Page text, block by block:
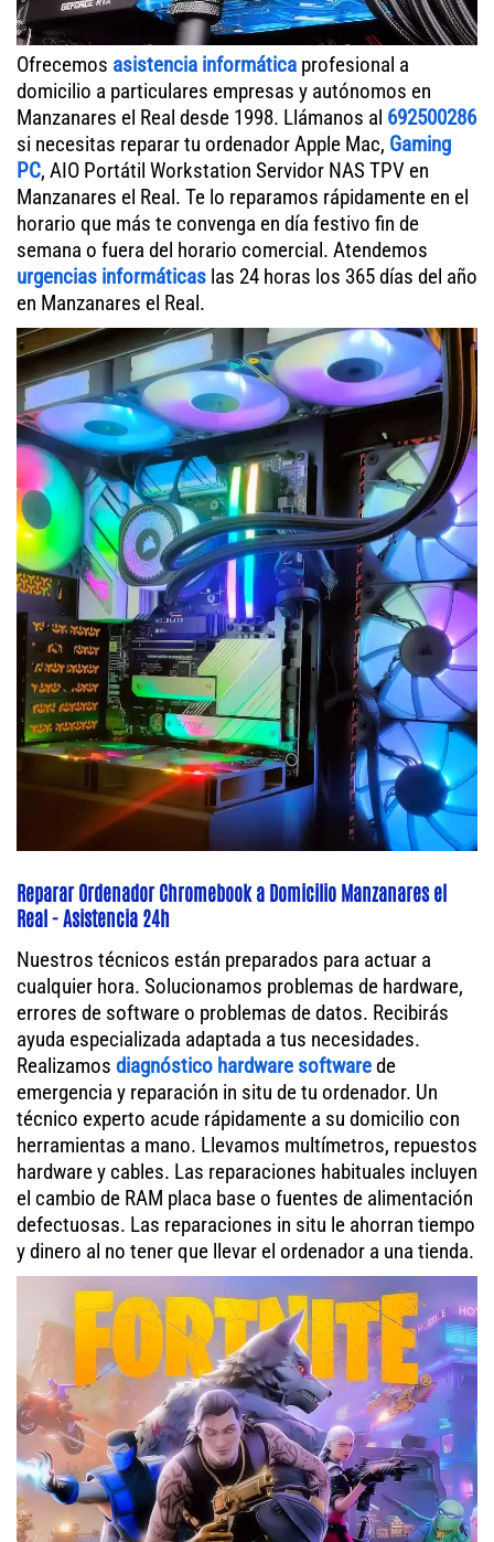
Ofrecemos asistencia informática profesional a
domicilio a particulares empresas y autónomos en
Manzanares el Real desde 1998. Llámanos al 692500286
si necesitas reparar tu ordenador Apple Mac, Gaming
PC, AIO Portátil Workstation Servidor NAS TPV en
Manzanares el Real. Te lo reparamos rápidamente en el
horario que más te convenga en día festivo fin de
semana o fuera del horario comercial. Atendemos
urgencias informáticas las 24 horas los 365 días del año
en Manzanares el Real.
Reparar Ordenador Chromebook a Domicilio Manzanares el
Real - Asistencia 24h
Nuestros técnicos están preparados para actuar a
cualquier hora. Solucionamos problemas de hardware,
errores de software o problemas de datos. Recibirás
ayuda especializada adaptada a tus necesidades.
Realizamos diagnóstico hardware softwarede
emergencia y reparación in situ de tu ordenador. Un
técnico experto acude rápidamente a su domicilio con
herramientas a mano. Llevamos multímetros, repuestos
hardware y cables. Las reparaciones habituales incluyen
el cambio de RAM placa base o fuentes de alimentación
defectuosas. Las reparaciones in situ le ahorran tiempo
y dinero al no tener que llevar el ordenador a una tienda.